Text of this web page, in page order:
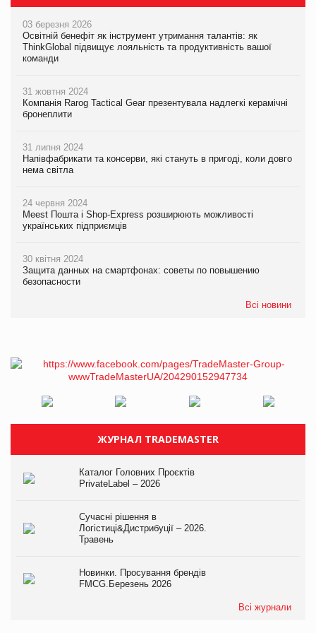
03 березня 2026
Освітній бенефіт як інструмент утримання талантів: як
ThinkGlobal підвищує лояльність та продуктивність вашої
команди
31 жовтня 2024
Компанія Rarog Tactical Gear презентувала надлегкі керамічні
бронеплити
31 липня 2024
Напівфабрикати та консерви, які стануть в пригоді, коли довго
нема світла
24 червня 2024
Meest Пошта і Shop-Express розширюють можливості
українських підприємців
30 квітня 2024
Защита данных на смартфонах: советы по повышению
безопасности
Всі новини
ЖУРНАЛ TRADEMASTER
Каталог Головних Проєктів
PrivateLabel – 2026
Сучасні рішення в
Логістиці&Дистрибуції – 2026.
Травень
Новинки. Просування брендів
FMCG.Березень 2026
Всі журнали